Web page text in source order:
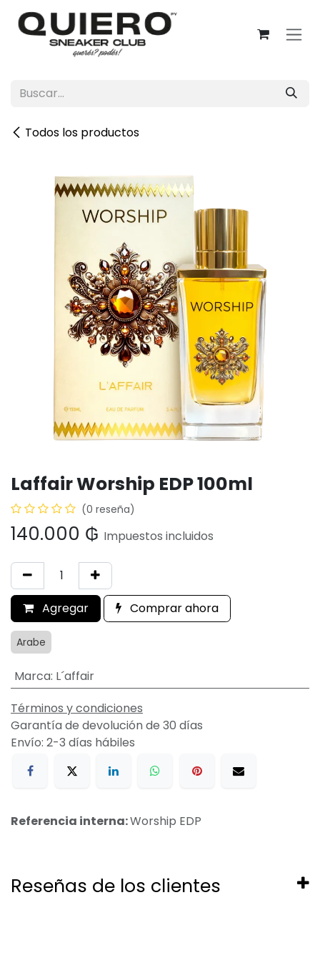
Ir al contenido
Todos los productos
Laffair Worship EDP 100ml
(0 reseña)
140.000 ₲ Impuestos incluidos
Agregar Comprar ahora
Arabe
Marca: L´affair
Términos y condiciones
Garantía de devolución de 30 días
Envío: 2-3 días hábiles
Referencia interna:Worship EDP
Reseñas de los clientes